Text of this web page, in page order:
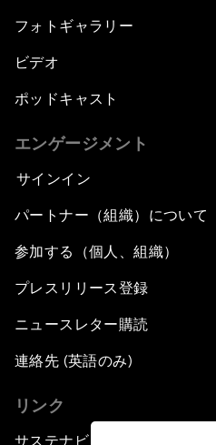
フォトギャラリー
ビデオ
ポッドキャスト
エンゲージメント
サインイン
パートナー（組織）について
参加する（個人、組織）
プレスリリース登録
ニュースレター購読
連絡先 (英語のみ)
リンク
サステナビリティへの取り組み